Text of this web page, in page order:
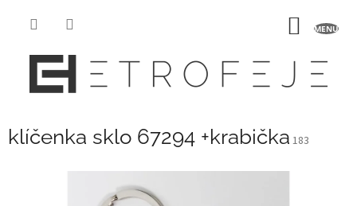
klíčenka sklo 67294 +krabička 183